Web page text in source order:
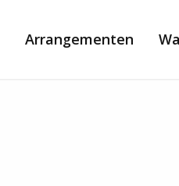
Arrangementen